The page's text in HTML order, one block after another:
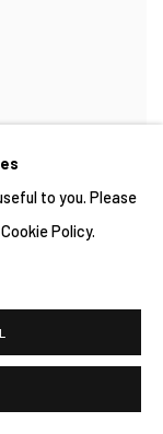
to you. Please
Policy.